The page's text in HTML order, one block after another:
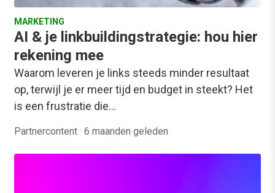
MARKETING
AI & je linkbuildingstrategie: hou hier
rekening mee
Waarom leveren je links steeds minder resultaat
op, terwijl je er meer tijd en budget in steekt? Het
is een frustratie die…
Partnercontent · 6 maanden geleden